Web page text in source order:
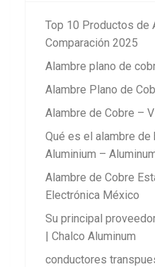
Top 10 Productos de
Comparación 2025
Alambre plano de
Alambre Plano de
Alambre de Cobre –
Qué es el alambre de
Aluminium –
Alambre de Cobre
Electrónica México
Su principal
| Chalco Aluminum
conductores